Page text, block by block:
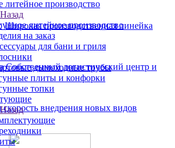
литейное производство
Назад
литейное производство
на заказ
для бани и гриля
дымоходные трубы
плиты и конфорки
топки
Назад
Широкая производственная линейка
Собственный логистический центр и
внедрения новых видов